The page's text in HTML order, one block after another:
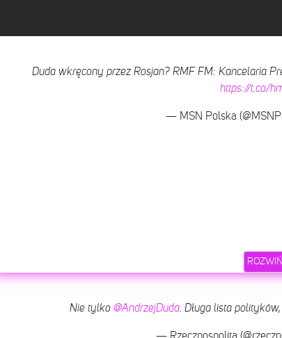
Duda wkręcony przez Rosjan? RMF FM: Kancelaria
https://t.co/
— MSN Polska
Nie tylko @AndrzejDuda. Długa lista